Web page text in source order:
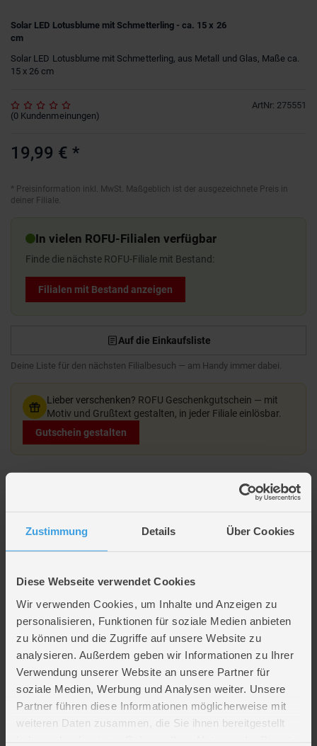
Zustimmung Details Über Cookies
Diese Webseite verwendet Cookies
Wir verwenden Cookies, um Inhalte und Anzeigen zu
personalisieren, Funktionen für soziale Medien anbieten
zu können und die Zugriffe auf unsere Website zu
analysieren. Außerdem geben wir Informationen zu Ihrer
Verwendung unserer Website an unsere Partner für
soziale Medien, Werbung und Analysen weiter. Unsere
Partner führen diese Informationen möglicherweise mit
weiteren Daten zusammen, die Sie ihnen bereitgestellt
Solar LED Lotusblume mit Schmetterling - ca. 15 x 26
cm
Solar LED Lotusblume mit Schmetterling, aus Metall und Glas, Maße ca.
15 x 26 cm
ArtNr: 275551
(0 Kundenmeinungen)
19,99 € *
* Preisinformation inkl. MwSt. Maßgeblich ist der ausgezeichnete Preis in
deiner Filiale.
In vielen ROFU-Filialen verfügbar
Finde die nächste ROFU-Filiale mit Bestand:
Filialen mit Bestand anzeigen
Auf die Einkaufsliste
Deine Liste für den nächsten Filialbesuch — am Handy immer dabei.
Lieber verschenken? ROFU Geschenkgutschein — mit
Motiv und Grußtext gestalten, in jeder Filiale einlösbar.
Gutschein gestalten
Solar LED Lotusblume mit Schmetterling - ca. 15 x 26 cm
Artikelmerkmale
blau, gelb, pink
Material
Metall
Breite ca. 15 cm
Höhe ca. 26 cm
Verpackungsmaße
Länge ca. 19,9 cm
Breite ca. 19,7 cm
Höhe ca. 30,5 cm